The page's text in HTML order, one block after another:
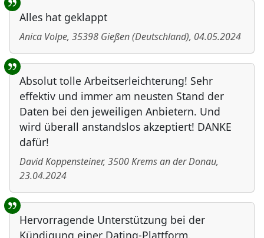
Alles hat geklappt
Anica Volpe, 35398 Gießen(Deutschland), 04.05.2024
Absolut tolle Arbeitserleichterung! Sehr
effektiv und immer am neusten Stand der
Daten bei den jeweiligen Anbietern. Und
wird überall anstandslos akzeptiert! DANKE
dafür!
David Koppensteiner, 3500Krems an der Donau,
23.04.2024
Hervorragende Unterstützung bei der